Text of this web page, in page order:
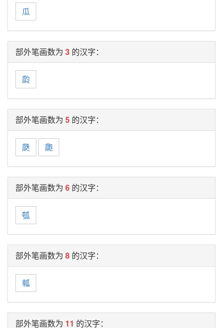
瓜
部外笔画数为 3 的汉字：
瓝
部外笔画数为 5 的汉字：
瓞 瓟
部外笔画数为 6 的汉字：
瓠
部外笔画数为 8 的汉字：
瓡
部外笔画数为 11 的汉字：